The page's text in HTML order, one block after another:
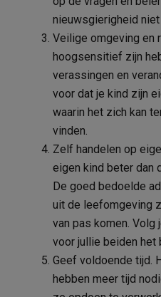
nieuwsgierigheid
Veilige omgeving en
hoogsensitief zijn
verassingen en
voor dat je kind zijn
waarin het zich kan
vinden.
Zelf handelen op
eigen kind beter dan
De goed bedoelde
uit de leefomgeving
van pas komen.
voor jullie beiden het
Geef voldoende tijd.
hebben meer tijd